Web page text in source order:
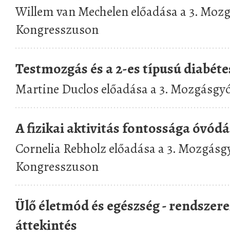
Willem van Mechelen előadása a 3.
Kongresszuson
Testmozgás és a 2-es típusú
Martine Duclos előadása a 3.
A fizikai aktivitás fontossága
Cornelia Rebholz előadása a 3.
Kongresszuson
Ülő életmód és egészség -
áttekintés